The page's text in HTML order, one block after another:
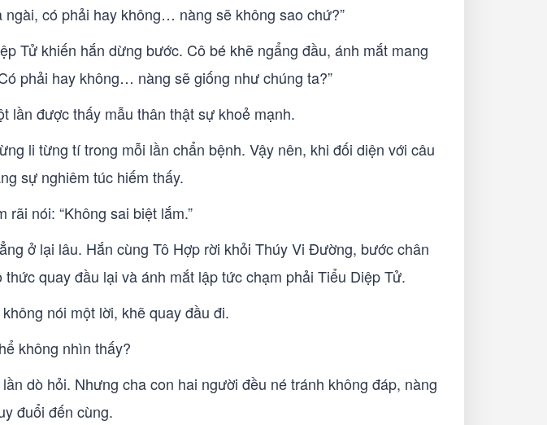
có phải hay không… nàng sẽ không sao chứ?”
Tử khiến hắn dừng bước. Cô bé khẽ ngẩng đầu, ánh mắt mang
phải hay không… nàng sẽ giống như chúng ta?”
lần được thấy mẫu thân thật sự khoẻ mạnh.
li từng tí trong mỗi lần chẩn bệnh. Vậy nên, khi đối diện với câu
sự nghiêm túc hiếm thấy.
nói: “Không sai biệt lắm.”
ở lại lâu. Hắn cùng Tô Hợp rời khỏi Thúy Vi Đường, bước chân
quay đầu lại và ánh mắt lập tức chạm phải Tiểu Diệp Tử.
nói một lời, khẽ quay đầu đi.
không nhìn thấy?
dò hỏi. Nhưng cha con hai người đều né tránh không đáp, nàng
đuổi đến cùng.